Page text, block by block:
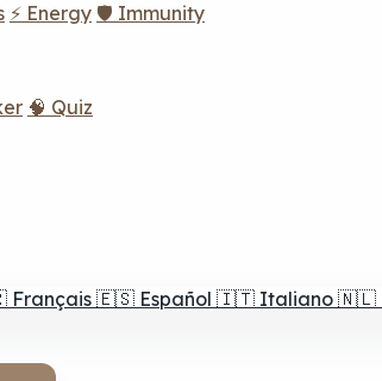
⚡ Energy 🛡️ Immunity
🧠 Quiz
Français 🇪🇸 Español 🇮🇹 Italiano 🇳🇱